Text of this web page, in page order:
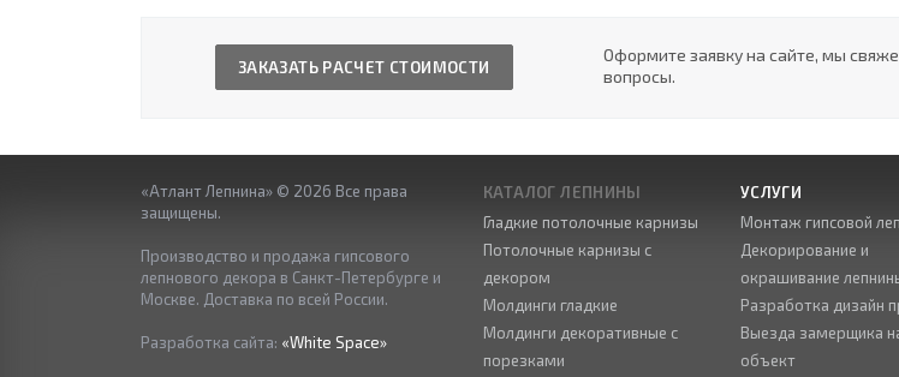
ЗАКАЗАТЬ РАСЧЕТ СТОИМОСТИ
Оформите заявку на сайте, мы
вопросы.
«Атлант Лепнина» © 2026 Все права
защищены.
Производство и продажа гипсового
лепнового декора в Санкт-Петербурге и
Москве. Доставка по всей России.
Разработка сайта: «White Space»
КАТАЛОГ ЛЕПНИНЫ
Гладкие потолочные карнизы
Потолочные карнизы с
декором
Молдинги гладкие
Молдинги декоративные с
порезками
УСЛУГИ
Монтаж гипсовой
Декорирование и
окрашивание
Разработка дизайн
Выезда замерщика
объект